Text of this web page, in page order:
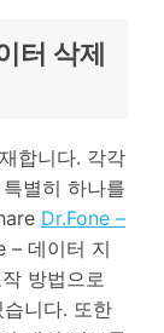
터 삭제
합니다. 각각
별히 하나를
Dr.Fone –
– 데이터 지
방법으로
니다. 또한